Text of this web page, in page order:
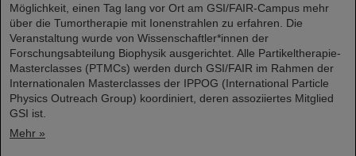
Möglichkeit, einen Tag lang vor Ort am GSI/FAIR-Campus mehr
über die Tumortherapie mit Ionenstrahlen zu erfahren. Die
Veranstaltung wurde von Wissenschaftler*innen der
Forschungsabteilung Biophysik ausgerichtet. Alle Partikeltherapie-
Masterclasses (PTMCs) werden durch GSI/FAIR im Rahmen der
Internationalen Masterclasses der IPPOG (International Particle
Physics Outreach Group) koordiniert, deren assoziiertes Mitglied
GSI ist.
Mehr »